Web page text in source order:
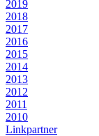
2019
2018
2017
2016
2015
2014
2013
2012
2011
2010
Linkpartner